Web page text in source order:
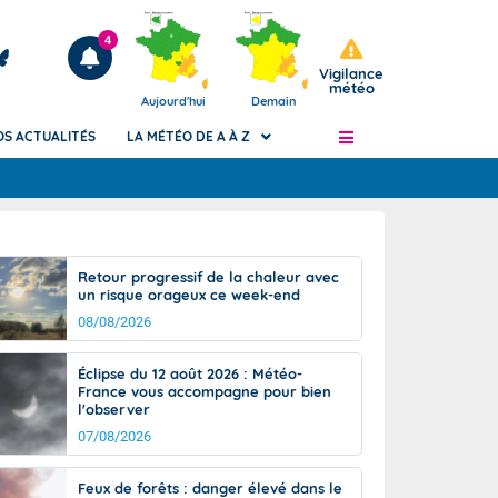
Articles
4
Aujourd'hui Demain
Vigilance
météo
de
Phénomènes dangereux de J+2 à J+7
Avertissement pluies intenses à l'échelle
des communes (Apic)
Bulletins Marine
Bulletins d'estimation du risque
d'avalanche
Météo des forêts
Vigicrues
ACTUALITÉS LA MÉTÉO DE A À Z
Retour progressif de la chaleur avec
un risque orageux ce week-end
08/08/2026
Éclipse du 12 août 2026 : Météo-
France vous accompagne pour bien
l'observer
07/08/2026
Feux de forêts : danger élevé dans le